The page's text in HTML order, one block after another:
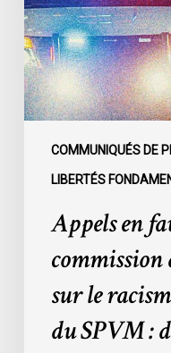
COMMUNIQUÉS DE
LIBERTÉS
d’enquête
publique
sur
le
racisme
policier
SPVM
organisations
Appels en
commission
sur le
du SPVM :